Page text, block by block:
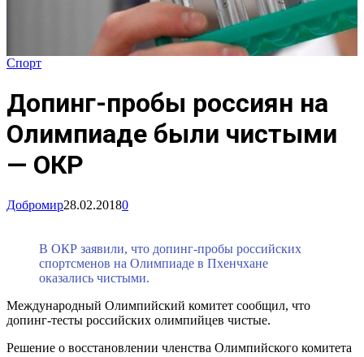
Спорт
Допинг-пробы россиян на
Олимпиаде были чистыми
— ОКР
Добромир28.02.20180
В ОКР заявили, что допинг-пробы российских
спортсменов на Олимпиаде в Пхенчхане
оказались чистыми.
Международный Олимпийский комитет сообщил, что
допинг-тесты российских олимпийцев чистые.
Решение о восстановлении членства Олимпийского комитета